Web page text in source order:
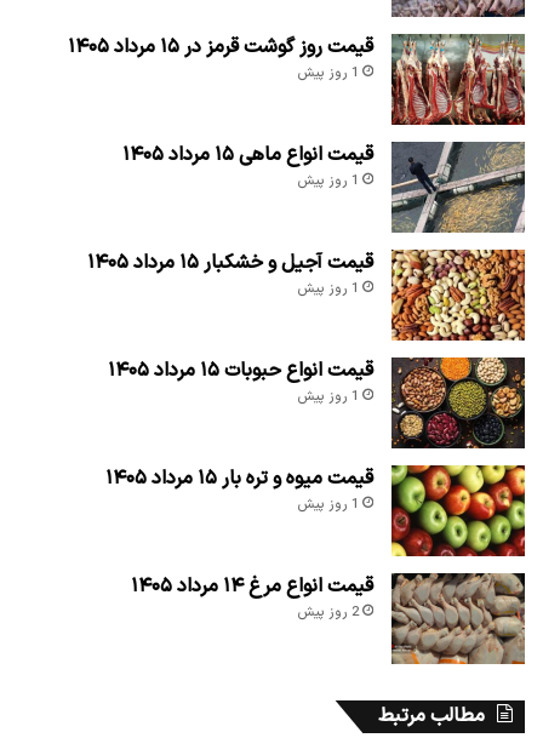
قیمت روز گوشت قرمز در ۱۵ مرداد ۱۴۰۵
1 روز پیش
قیمت انواع ماهی ۱۵ مرداد ۱۴۰۵
1 روز پیش
قیمت آجیل و خشکبار ۱۵ مرداد ۱۴۰۵
1 روز پیش
قیمت انواع حبوبات ۱۵ مرداد ۱۴۰۵
1 روز پیش
قیمت میوه و تره بار ۱۵ مرداد ۱۴۰۵
1 روز پیش
قیمت انواع مرغ ۱۴ مرداد ۱۴۰۵
2 روز پیش
مطالب مرتبط